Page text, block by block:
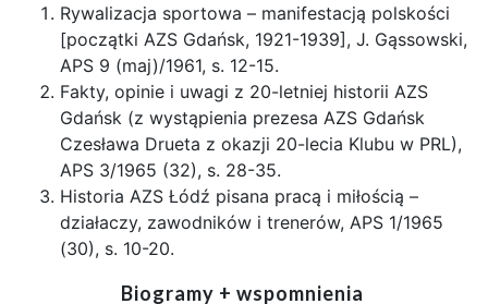
Rywalizacja sportowa – manifestacją polskości
[początki AZS Gdańsk, 1921-1939], J. Gąssowski,
APS 9 (maj)/1961, s. 12-15.
Fakty, opinie i uwagi z 20-letniej historii AZS
Gdańsk (z wystąpienia prezesa AZS Gdańsk
Czesława Drueta z okazji 20-lecia Klubu w PRL),
APS 3/1965 (32), s. 28-35.
Historia AZS Łódź pisana pracą i miłością –
działaczy, zawodników i trenerów, APS 1/1965
(30), s. 10-20.
Biogramy + wspomnienia